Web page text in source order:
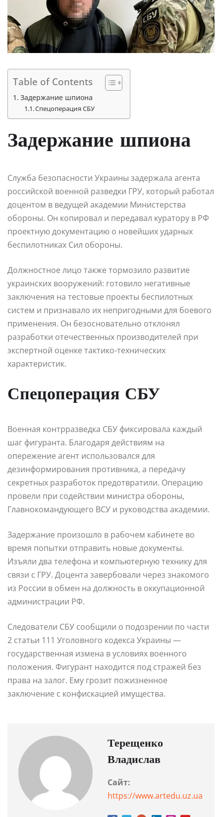
Table of Contents
Задержание шпиона
Спецоперация СБУ
Задержание шпиона
Служба безопасности Украины задержала агента
российской военной разведки ГРУ, который работал
доцентом в ведущей академии Министерства
обороны. Он копировал и передавал куратору в РФ
проектную документацию о новейших ударных
беспилотниках Сил обороны.
Должностное лицо также тормозило развитие
украинских вооружений: готовило негативные
заключения на тестовые проекты беспилотных
систем и признавало их непригодными для боевого
применения. Он безосновательно отклонял
разработки отечественных производителей при
экспертной оценке тактико-технических
характеристик.
Спецоперация СБУ
Военная контрразведка СБУ фиксировала каждый
шаг фигуранта. Благодаря действиям на
опережение агент использовался для
дезинформирования противника, а передачу
секретных разработок предотвратили. Операцию
провели при содействии министра обороны,
Главнокомандующего ВСУ и руководства академии.
Задержание произошло в рабочем кабинете во
время попытки отправить новые документы.
Изъяли два телефона и компьютерную технику для
связи с ГРУ. Доцента завербовали через знакомого
из России в обмен на должность в оккупационной
администрации РФ.
Следователи СБУ сообщили о подозрении по части
2 статьи 111 Уголовного кодекса Украины —
государственная измена в условиях военного
положения. Фигурант находится под стражей без
права на залог. Ему грозит пожизненное
заключение с конфискацией имущества.
Терещенко
Владислав
Сайт:
https://www.artedu.uz.ua